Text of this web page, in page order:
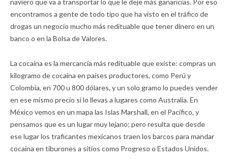
encontramos a gente de todo tipo que ha visto en el tráfico de
drogas un negocio mucho más redituable que tener dinero en un
banco o en la Bolsa de Valores.
La cocaína es la mercancía más redituable que existe: compras un
kilogramo de cocaína en países productores, como Perú y
Colombia, en 700 u 800 dólares, y un solo gramo lo puedes vender
en ese mismo precio si lo llevas a lugares como Australia. En
México vemos en un mapa las Islas Marshall, en el Pacífico, y
pensamos que es un lugar muy lejano; pero resulta que desde
ese lugar los traficantes mexicanos traen los barcos para mandar
cocaína en tiburones a sitios como Progreso o Estados Unidos.